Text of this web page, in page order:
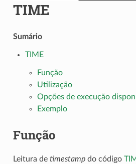
TIME
Sumário
TIME
Função
Utilização
Opções de execução
Exemplo
Função
Leitura de timestampdo código